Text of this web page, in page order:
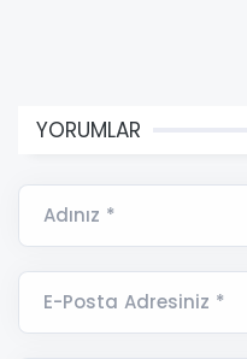
YORUMLAR
Adınız *
E-Posta Adresiniz *